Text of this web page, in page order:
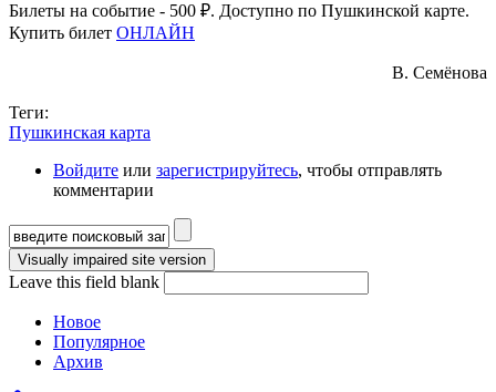
Билеты на событие - 500 ₽. Доступно по Пушкинской карте.
Купить билет ОНЛАЙН
В. Семёнова
Теги:
Пушкинская карта
Войдите или зарегистрируйтесь, чтобы отправлять
комментарии
Форма поиска
Leave this field blank
Новое
Популярное
Архив